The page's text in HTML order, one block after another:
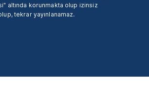
altında korunmakta olup izinsiz
tekrar yayınlanamaz.